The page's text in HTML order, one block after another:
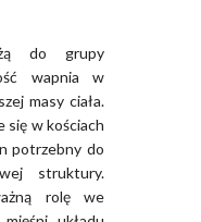
do grupy
wapnia w
masy ciała.
się w kościach
potrzebny do
struktury.
rolę we